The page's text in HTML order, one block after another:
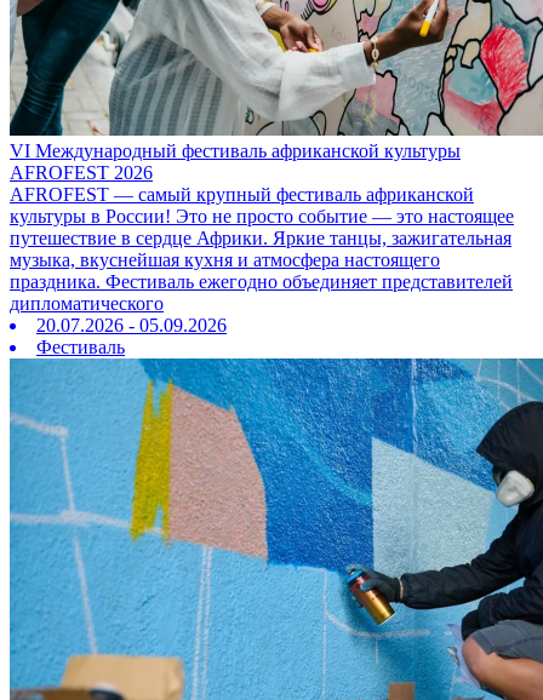
VI Международный фестиваль африканской культуры
AFROFEST 2026
AFROFEST — самый крупный фестиваль африканской
культуры в России! Это не просто событие — это настоящее
путешествие в сердце Африки. Яркие танцы, зажигательная
музыка, вкуснейшая кухня и атмосфера настоящего
праздника. Фестиваль ежегодно объединяет представителей
дипломатического
20.07.2026 - 05.09.2026
Фестиваль